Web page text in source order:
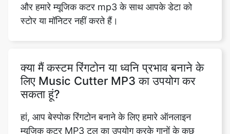
क्या मैं कस्टम रिंगटोन या ध्वनि प्रभाव बनाने के
हां, आप बेस्पोक रिंगटोन बनाने के लिए हमारे ऑनलाइन
म्यूजिक कटर MP3 टूल का उपयोग करके गानों के कुछ
हिस्सों को क्लिप और ट्रिम कर सकते हैं। अनोखी रिंगटोन
बनाने के लिए ऑनलाइन mp3 एडिटिंग को सरल बनाया गया
है।